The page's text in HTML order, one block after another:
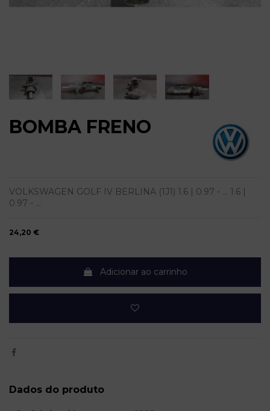
BOMBA FRENO
VOLKSWAGEN GOLF IV BERLINA (1J1) 1.6 | 0.97 - ... 1.6 |
0.97 - ...
24,20 €
Adicionar ao carrinho
Dados do produto